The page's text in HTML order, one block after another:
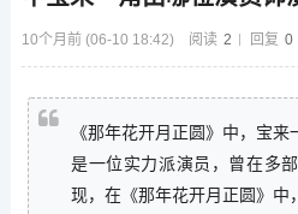
10个月前 (06-10 18:42) 阅读 2 回复 0
《那年花开月正圆》中，宝
是一位实力派演员，曾在多
现，在《那年花开月正圆》中